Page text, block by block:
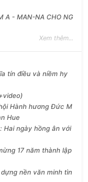
A - MAN-NA CHO NG
Xem thêm...
tín điều và niềm hy
Hành hương Đức M
Hue
Hai ngày hồng ân với
17 năm thành lập
nền văn minh tìn